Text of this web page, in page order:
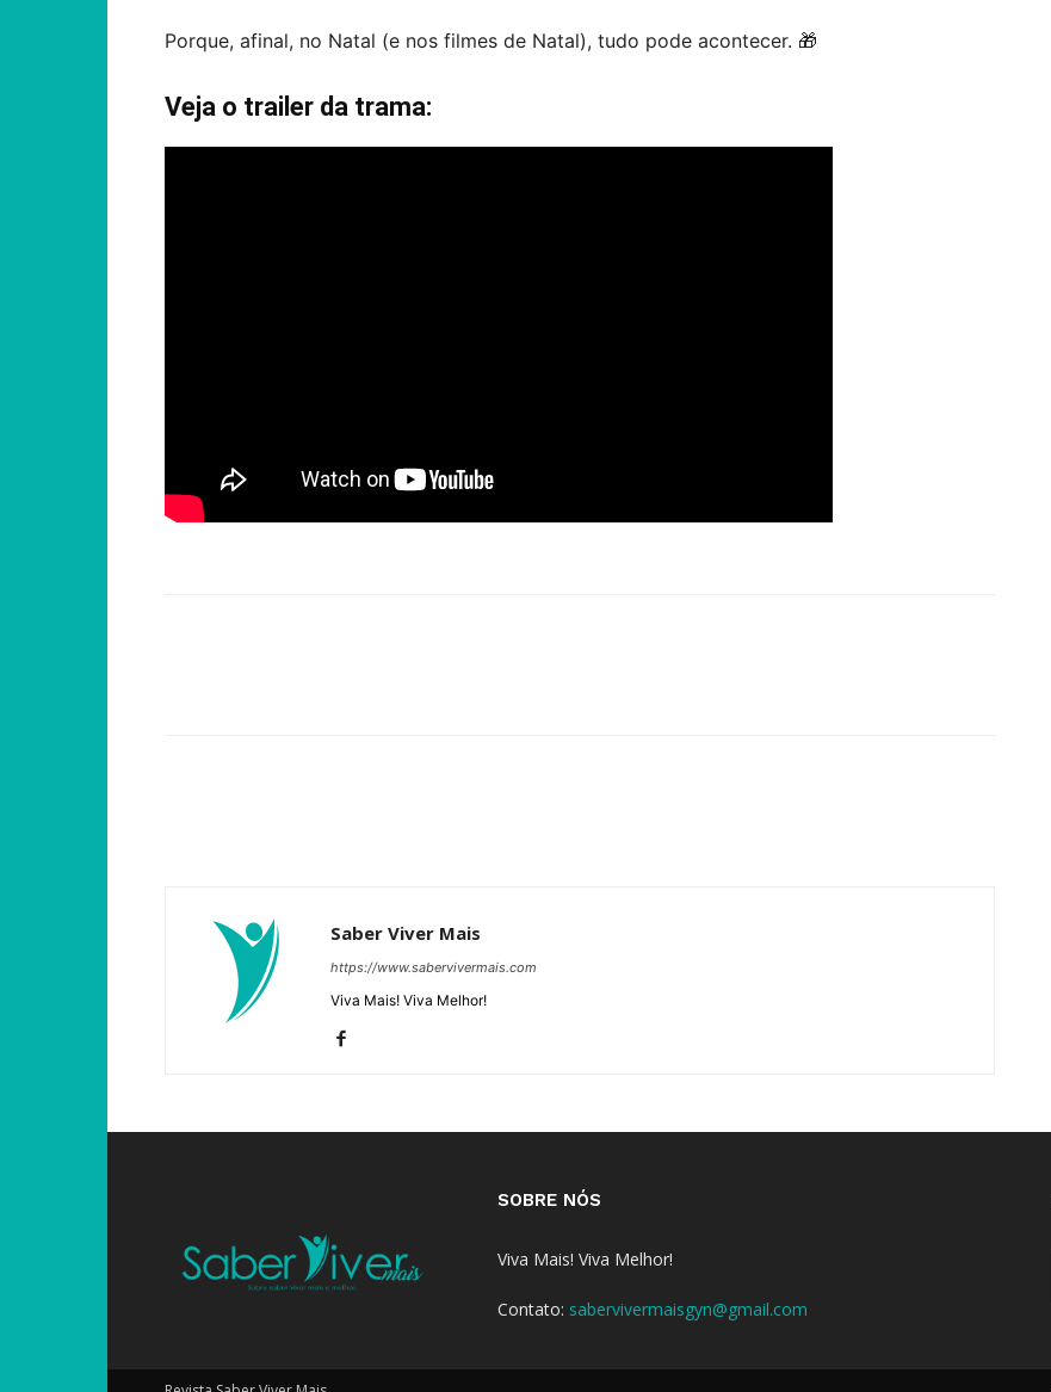
Porque, afinal, no Natal (e nos filmes de Natal), tudo pode acontecer. 🎁
Veja o trailer da trama:
Saber Viver Mais
https://www.sabervivermais.com
Viva Mais! Viva Melhor!
SOBRE NÓS
Viva Mais! Viva Melhor!
Contato: sabervivermaisgyn@gmail.com